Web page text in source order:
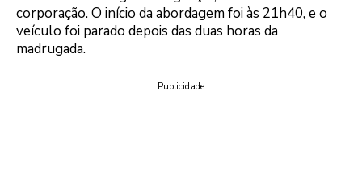
corporação. O início da abordagem foi às 21h40, e o
veículo foi parado depois das duas horas da
madrugada.
Publicidade